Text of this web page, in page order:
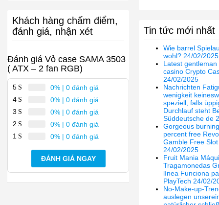
cường lực được đặt ở nắp hông, mặt
trước thoáng khí, front panel nằm trên
Khả năng tương thích
Khách hàng chấm điểm,
đánh giá, nhận xét
Đánh giá Vỏ case SAMA 3503
( ATX – 2 fan RGB)
5 0% | 0 đánh giá
4
0% | 0 đánh giá
3
0% | 0 đánh giá
2
0% | 0 đánh giá
1
0% | 0 đánh giá
ĐÁNH GIÁ NGAY
chọn)
Thiết kế
•
•
nắp
front
trên
Phụ kiện đi kèm • Bộ
Cân nặng
Tin tức mới nhất
Wie barrel
wohl? 24/02/2025
Latest gentleman
casino Crypto
24/02/2025
Nachrichten
wenigkeit
speziell, falls
Durchlauf steht
Süddeutsche de
Gorgeous
percent free
Gamble Free
24/02/2025
Fruit Mania
Tragamonedas
línea Funciona
PlayTech 24/02/
No-Make-up-
auslegen